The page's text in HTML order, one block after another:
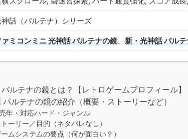
話（パルテナ）シリーズ
ミコンミニ 光神話 パルテナの鏡、 新・光神話 パル
ルテナの鏡とは？【レトロゲームプロフィール】
パルテナの鏡の紹介（概要・ストーリーなど）
年・対応ハード・ジャンル
トーリー／目的（ネタバレなし）
ムシステムの要点（何が面白い？）